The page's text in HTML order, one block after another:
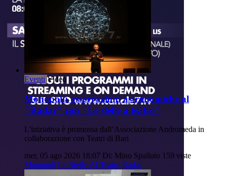
Eventi Video
Monopoli: osservazioni astronomiche al
"Radar" con "Le stelle a teatro"
L'iniziativa è promossa dall’Associazione Andromeda in
collaborazione con Teatri di Bari
mer, 05 ago 2026 18:07 Di: Mino Spalluto 159 viste
Monopoli Le-Stelle-Al-Teatro Radar